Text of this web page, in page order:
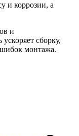
и коррозии, а
и
сборку,
монтажа.